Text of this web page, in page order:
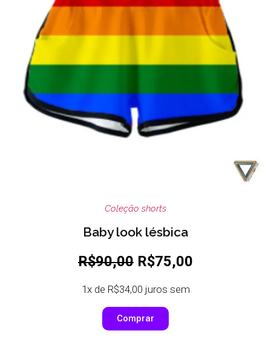
Coleção shorts
Baby look lésbica
R$90,00 R$75,00
1x de R$34,00 juros sem
Comprar